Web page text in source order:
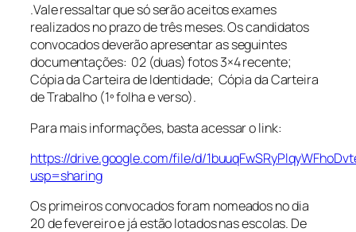
.Vale ressaltar que só serão aceitos exames
realizados no prazo de três meses. Os candidatos
convocados deverão apresentar as seguintes
documentações: 02 (duas) fotos 3×4 recente;
Cópia da Carteira de Identidade; Cópia da Carteira
de Trabalho (1º folha e verso).
Para mais informações, basta acessar o link:
https://drive.google.com/file/d/
usp=sharing
Os primeiros convocados foram nomeados no dia
20 de fevereiro e já estão lotados nas escolas. De